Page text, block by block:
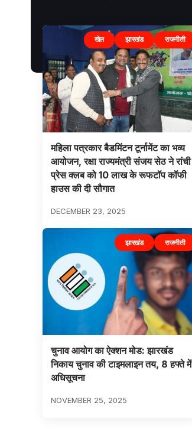
खेल झारखंड राजनीती
महिला पत्रकार बैडमिंटन टूर्नामेंट का भव्य
आयोजन, रक्षा राज्यमंत्री संजय सेठ ने रांची
प्रेस क्लब को 10 लाख के रूफटॉप कॉफी
हाउस की दी सौगात
DECEMBER 23, 2025
झारखंड राजनीती
चुनाव आयोग का ऐक्शन मोड: झारखंड
निकाय चुनाव की टाइमलाइन तय, 8 हफ्ते में
अधिसूचना
NOVEMBER 25, 2025